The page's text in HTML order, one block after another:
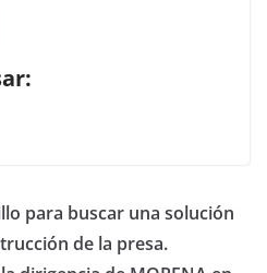
para buscar una solución
de la presa.